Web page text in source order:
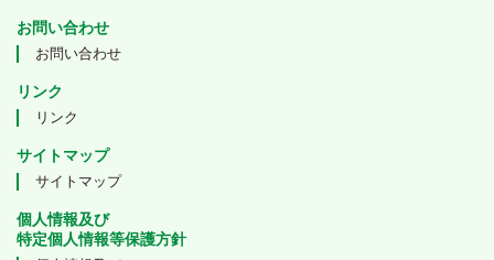
お問い合わせ
お問い合わせ
リンク
リンク
サイトマップ
サイトマップ
個人情報及び
特定個人情報等保護方針